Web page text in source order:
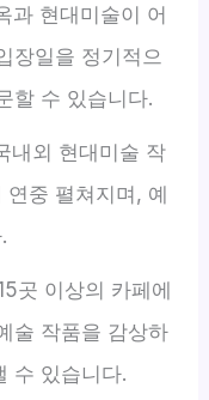
과 현대미술이 어
장일을 정기적으
할 수 있습니다.
내외 현대미술 작
연중 펼쳐지며, 예
곳 이상의 카페에
술 작품을 감상하
수 있습니다.